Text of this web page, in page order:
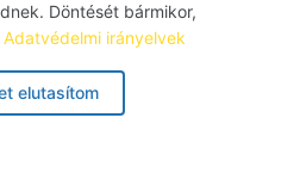
Minden jog fenntartva – 2026 |
tájékoztató
Döntését bármikor,
Adatvédelmi irányelvek
elutasítom